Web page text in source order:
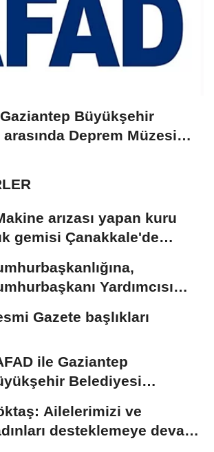
Büyükşehir
Deprem Müzesi
arızası yapan kuru
gemisi Çanakkale'de
Yardımcısı
Gazete başlıkları
ile Gaziantep
Belediyesi
Ailelerimizi ve
desteklemeye devam